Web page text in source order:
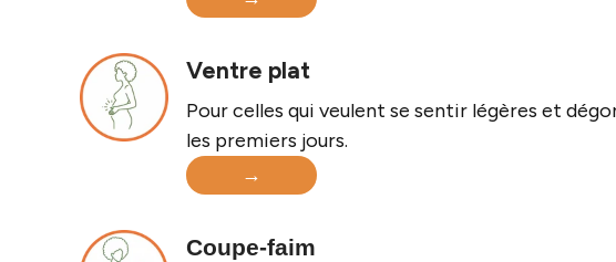
Ventre plat
Pour celles qui veulent se sentir légères et
les premiers jours.
→
Coupe-faim